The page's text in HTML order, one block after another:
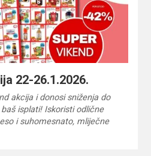
22-26.1.2026.
akcija i donosi sniženja do
isplati! Iskoristi odlične
i suhomesnato, mliječne